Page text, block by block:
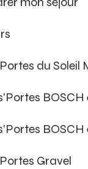
du Soleil
Gravel